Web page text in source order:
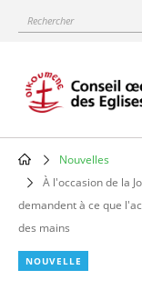
content
Rechercher
Main
Nouvelles
À l'occasion de la
demandent à ce que
des mains
NOUVELLE